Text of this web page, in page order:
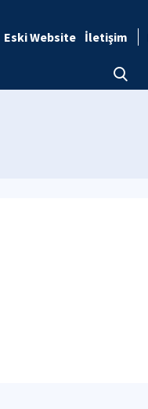
Eski Website İletişim